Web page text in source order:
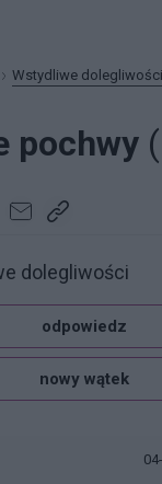
Wstydliwe dolegliwości
pochwy
dolegliwości
odpowiedz
nowy wątek